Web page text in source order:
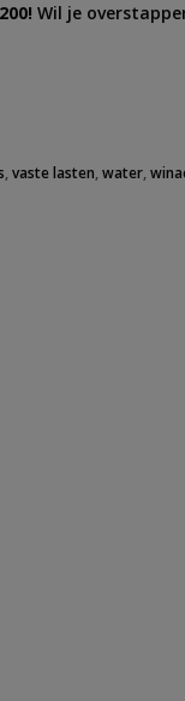
Wil je
,vaste lasten ,water ,